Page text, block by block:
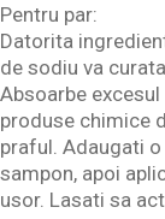
Pentru par:
Datorita
de sodiu va
Absoarbe
produse chimice
praful. Adaugati
sampon, apoi
usor. Lasati sa